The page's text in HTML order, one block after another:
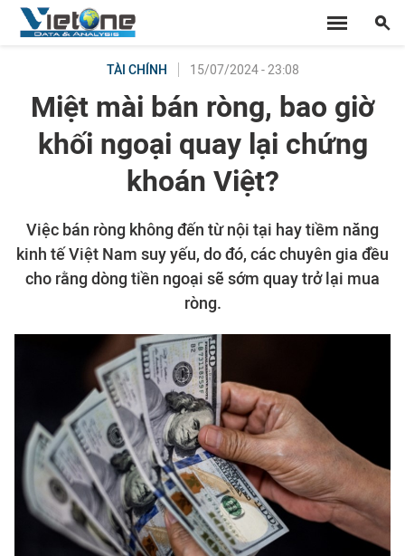
TÀI CHÍNH 15/07/2024 - 23:08
Miệt mài bán ròng, bao giờ
khối ngoại quay lại chứng
khoán Việt?
Việc bán ròng không đến từ nội tại hay tiềm năng
kinh tế Việt Nam suy yếu, do đó, các chuyên gia đều
cho rằng dòng tiền ngoại sẽ sớm quay trở lại mua
ròng.